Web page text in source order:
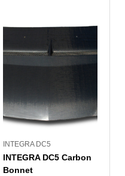
INTEGRA DC5
INTEGRA DC5 Carbon
Bonnet